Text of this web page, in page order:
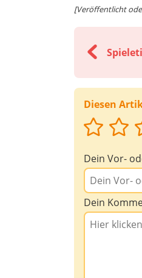
[Veröffentlicht
Diesen
Dein Vor-
Dein